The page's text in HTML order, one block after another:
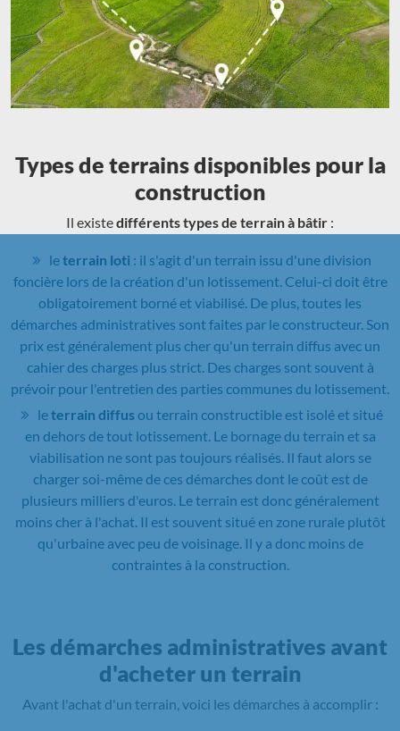
Types de terrains disponibles pour la
construction
Il existedifférents types de terrain à bâtir :
leterrain loti : il s'agit d'un terrain issu d'une division
foncière lors de la création d'un lotissement. Celui-ci doit être
obligatoirement borné et viabilisé. De plus, toutes les
démarches administratives sont faites par le constructeur. Son
prix est généralement plus cher qu'un terrain diffus avec un
cahier des charges plus strict. Des charges sont souvent à
prévoir pour l'entretien des parties communes du lotissement.
leterrain diffusou terrain constructible est isolé et situé
en dehors de tout lotissement. Le bornage du terrain et sa
viabilisation ne sont pas toujours réalisés. Il faut alors se
charger soi-même de ces démarches dont le coût est de
plusieurs milliers d'euros. Le terrain est donc généralement
moins cher à l'achat. Il est souvent situé en zone rurale plutôt
qu'urbaine avec peu de voisinage. Il y a donc moins de
contraintes à la construction.
Les démarches administratives avant
d'acheter un terrain
Avant l'achat d'un terrain, voici les démarches à accomplir :